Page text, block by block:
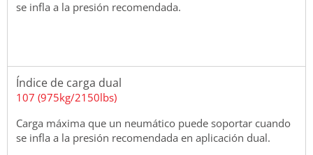
se infla a la presión recomendada.
Índice de carga dual
107 (975kg/2150lbs)
Carga máxima que un neumático puede soportar cuando
se infla a la presión recomendada en aplicación dual.